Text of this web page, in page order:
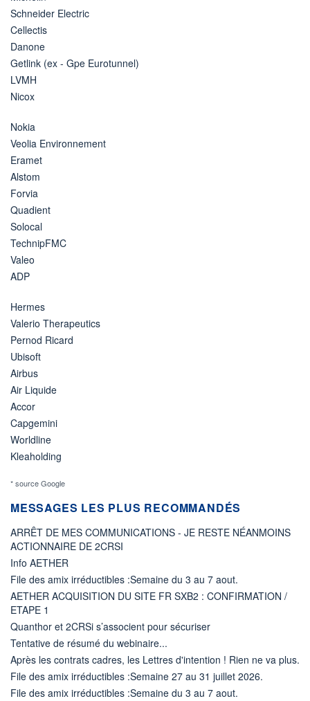
Schneider Electric
Cellectis
Danone
Getlink (ex - Gpe Eurotunnel)
LVMH
Nicox
Nokia
Veolia Environnement
Eramet
Alstom
Forvia
Quadient
Solocal
TechnipFMC
Valeo
ADP
Hermes
Valerio Therapeutics
Pernod Ricard
Ubisoft
Airbus
Air Liquide
Accor
Capgemini
Worldline
Kleaholding
* source Google
MESSAGES LES PLUS RECOMMANDÉS
ARRÊT DE MES COMMUNICATIONS - JE RESTE NÉANMOINS
ACTIONNAIRE DE 2CRSI
Info AETHER
File des amix irréductibles :Semaine du 3 au 7 aout.
AETHER ACQUISITION DU SITE FR SXB2 : CONFIRMATION /
ETAPE 1
Quanthor et 2CRSi s’associent pour sécuriser
Tentative de résumé du webinaire...
Après les contrats cadres, les Lettres d'intention ! Rien ne va plus.
File des amix irréductibles :Semaine 27 au 31 juillet 2026.
File des amix irréductibles :Semaine du 3 au 7 aout.